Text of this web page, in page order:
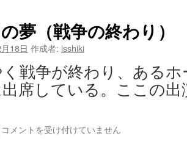
の
夢
ン
ク
ー
夢（戦争の終わり）
18日 作成者: isshiki
戦争が終わり、ある
出席している。ここの
2
コメントを受け付けていません